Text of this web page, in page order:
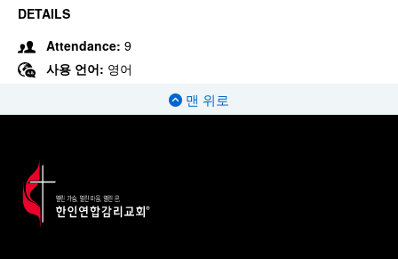
DETAILS
Attendance: 9
사용 언어: 영어
맨 위로